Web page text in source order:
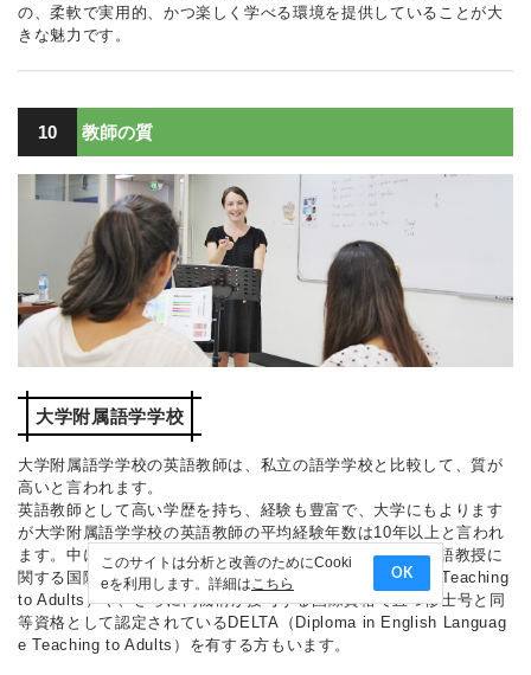
このサイトは分析と改善のためにCooki
eを利用します。詳細はこちら
OK
の、柔軟で実用的、かつ楽しく学べる環境を提供していることが大
きな魅力です。
10 教師の質
大学附属語学学校
大学附属語学学校の英語教師は、私立の語学学校と比較して、質が
高いと言われます。
英語教師として高い学歴を持ち、経験も豊富で、大学にもよります
が大学附属語学学校の英語教師の平均経験年数は10年以上と言われ
ます。中にはケンブリッジ大学英語検定機構が授与する英語教授に
関する国際資格CELTA（Certificate in English Language Teaching
to Adults）や、さらに同機構が授与する国際資格で且つ修士号と同
等資格として認定されているDELTA（Diploma in English Languag
e Teaching to Adults）を有する方もいます。